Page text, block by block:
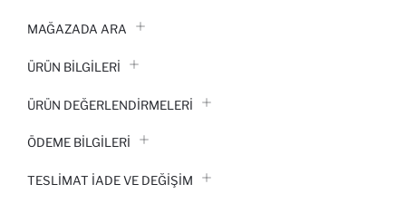
MAĞAZADA ARA
ÜRÜN BILGILERI
ÜRÜN DEĞERLENDİRMELERİ
ÖDEME BİLGİLERİ
TESLIMAT İADE VE DEĞIŞIM